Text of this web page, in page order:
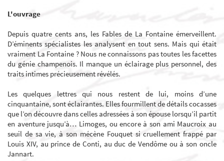
L'ouvrage
Depuis quatre cents ans, les Fables de La Fontaine émerveillent.
D’éminents spécialistes les analysent en tout sens. Mais qui était
vraiment La Fontaine ? Nous ne connaissons pas toutes les facettes
du génie champenois. Il manque un éclairage plus personnel, des
traits intimes précieusement révélés.
Les quelques lettres qui nous restent de lui, moins d’une
cinquantaine, sont éclairantes. Elles fourmillent de détails cocasses
que l’on découvre dans celles adressées à son épouse lorsqu’il partit
en aventure jusqu’à… Limoges, ou encore à son ami Maucroix au
seuil de sa vie, à son mécène Fouquet si cruellement frappé par
Louis XIV, au prince de Conti, au duc de Vendôme ou à son oncle
Jannart.